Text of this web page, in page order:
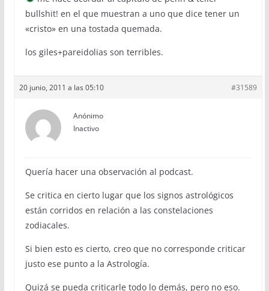
bullshit! en el que muestran a uno que dice tener un
«cristo» en una tostada quemada.
los giles+pareidolias son terribles.
20 junio, 2011 a las 05:10 #31589
Anónimo
Inactivo
Quería hacer una observación al podcast.
Se critica en cierto lugar que los signos astrológicos
están corridos en relación a las constelaciones
zodiacales.
Si bien esto es cierto, creo que no corresponde criticar
justo ese punto a la Astrología.
Quizá se pueda criticarle todo lo demás, pero no eso.